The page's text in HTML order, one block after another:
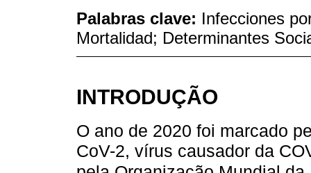
Palabras clave: Infecciones
Mortalidad; Determinantes
INTRODUÇÃO
O ano de 2020 foi marcado
CoV-2, vírus causador da